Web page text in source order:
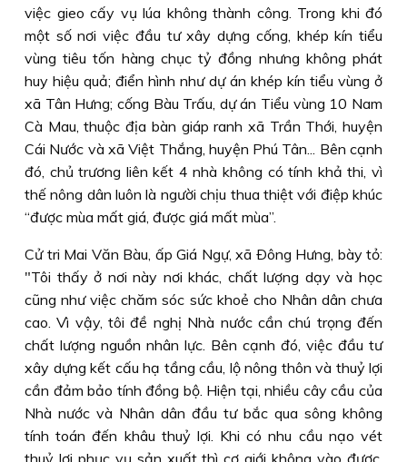
việc gieo cấy vụ lúa không thành công. Trong khi đó
một số nơi việc đầu tư xây dựng cống, khép kín tiểu
vùng tiêu tốn hàng chục tỷ đồng nhưng không phát
huy hiệu quả; điển hình như dự án khép kín tiểu vùng ở
xã Tân Hưng; cống Bàu Trấu, dự án Tiểu vùng 10 Nam
Cà Mau, thuộc địa bàn giáp ranh xã Trần Thới, huyện
Cái Nước và xã Việt Thắng, huyện Phú Tân... Bên cạnh
đó, chủ trương liên kết 4 nhà không có tính khả thi, vì
thế nông dân luôn là người chịu thua thiệt với điệp khúc
“được mùa mất giá, được giá mất mùa”.
Cử tri Mai Văn Bàu, ấp Giá Ngự, xã Ðông Hưng, bày tỏ:
"Tôi thấy ở nơi này nơi khác, chất lượng dạy và học
cũng như việc chăm sóc sức khoẻ cho Nhân dân chưa
cao. Vì vậy, tôi đề nghị Nhà nước cần chú trọng đến
chất lượng nguồn nhân lực. Bên cạnh đó, việc đầu tư
xây dựng kết cấu hạ tầng cầu, lộ nông thôn và thuỷ lợi
cần đảm bảo tính đồng bộ. Hiện tại, nhiều cây cầu của
Nhà nước và Nhân dân đầu tư bắc qua sông không
tính toán đến khâu thuỷ lợi. Khi có nhu cầu nạo vét
thuỷ lợi phục vụ sản xuất thì cơ giới không vào được.